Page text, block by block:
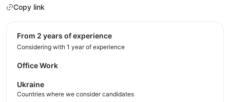
Copy link
from 2 years of experience
Considering with 1 year of experience
Office Work
Ukraine
Countries where we consider candidates